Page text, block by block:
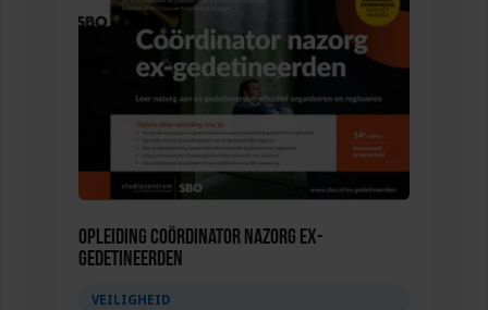
Opleiding Coördinator nazorg ex-
gedetineerden
VEILIGHEID